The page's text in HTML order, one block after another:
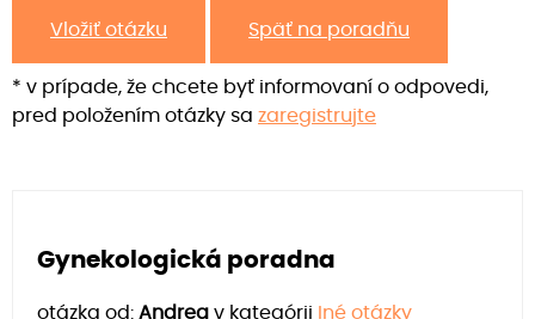
Vložiť otázku Späť na poradňu
* v prípade, že chcete byť informovaní o odpovedi,
pred položením otázky sa zaregistrujte
Gynekologická poradna
otázka od: Andrea v kategórii Iné otázky